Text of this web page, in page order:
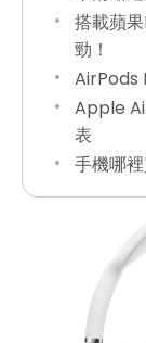
搭載蘋
勁！
AirPods
Apple
表
手機哪